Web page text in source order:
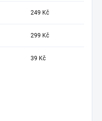
249 Kč
299 Kč
39 Kč